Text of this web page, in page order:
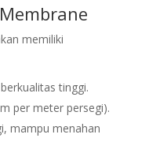
memiliki
tinggi.
per meter persegi).
mampu menahan